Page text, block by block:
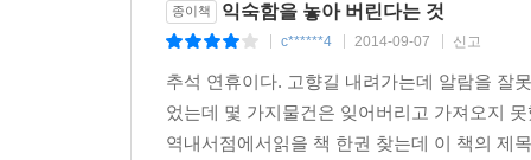
종이책 익숙함을 놓아 버린다는 것
c******4 2014-09-07 신고
추석 연휴이다. 고향길 내려가는데 알람을 잘
었는데 몇 가지물건은 잊어버리고 가져오지
역내서점에서읽을 책 한권 찾는데 이 책의 제